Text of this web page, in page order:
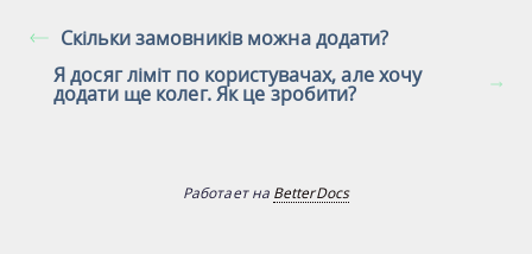
Скільки замовників можна додати?
Я досяг ліміт по користувачах, але хочу
додати ще колег. Як це зробити?
Работает на BetterDocs